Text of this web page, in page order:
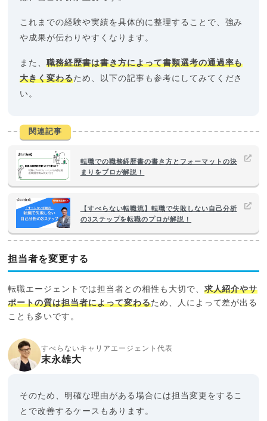
これまでの経験や実績を具体的に整理することで、強み
や成果が伝わりやすくなります。
また、職務経歴書は書き方によって書類選考の通過率も
大きく変わるため、以下の記事も参考にしてみてくださ
い。
関連記事
転職での職務経歴書の書き方とフォーマットの決
まりをプロが解説！
【すべらない転職流】転職で失敗しない自己分析
の3ステップを転職のプロが解説！
担当者を変更する
転職エージェントでは担当者との相性も大切で、 求人紹介やサ
ポートの質は担当者によって変わるため、人によって差が出る
ことも多いです。
すべらないキャリアエージェント代表
末永雄大
そのため、明確な理由がある場合には担当変更をするこ
とで改善するケースもあります。